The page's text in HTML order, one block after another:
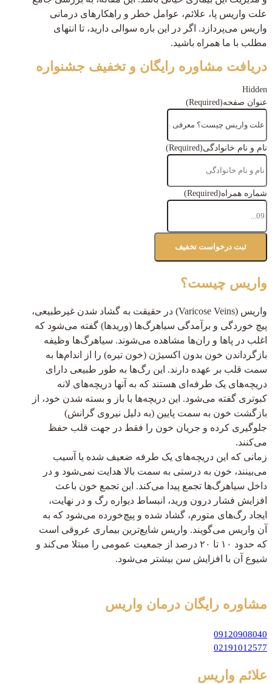
علت واریس پا، علائم، عوامل خطر و راهکارهای درمانی
واریس می‌پردازد. اگر در این باره سوالی دارید، تا انتهای
مطلب با ما همراه باشید.
دریافت مشاوره رایگان و تخفیف جشنواره
Hidden
عنوان صفحه(Required)
نام و نام خانوادگی(Required)
شماره همراه(Required)
واریس چیست؟
واریس (Varicose Veins) در حقیقت به گشاد شدن غیرطبیعی،
پیچ خوردگی و برآمدگی سیاهرگ‌ها (وریدها) گفته می‌شود که
اغلب در پاها و ران‌ها مشاهده می‌شوند. سیاهرگ‌ها وظیفه
بازگرداندن خون بدون اکسیژن (خون تیره) را از اندام‌ها به
سمت قلب بر عهده دارند. این رگ‌ها به طور طبیعی دارای
دریچه‌های یک طرفه‌ای هستند که به آنها دریچه‌های لانه
کبوتری گفته می‌شود. این دریچه‌ها با باز و بسته شدن خود، از
بازگشت خون به سمت پایین (به دلیل نیروی گرانش)
جلوگیری کرده و جریان خون را فقط در جهت قلب حفظ
می‌کنند.
زمانی که این دریچه‌های یک طرفه ضعیف شده یا آسیب
می‌بینند، خون به درستی به سمت بالا هدایت نمی‌شود و در
داخل سیاهرگ‌ها تجمع پیدا می‌کند. این تجمع خون باعث
افزایش فشار درون ورید، انبساط دیواره رگ و در نهایت،
ایجاد رگ‌های متورم، گشاد شده و پیچ‌خورده می‌شود که به
آن واریس می‌گویند. واریس شایع‌ترین بیماری عروقی است
که حدود ۱۰ تا ۲۰ درصد از جمعیت عمومی را مبتلا می‌کند و
شیوع آن با افزایش سن بیشتر می‌شود.
مشاوره رایگان درمان واریس
09120908040
02191012577
علائم واریس